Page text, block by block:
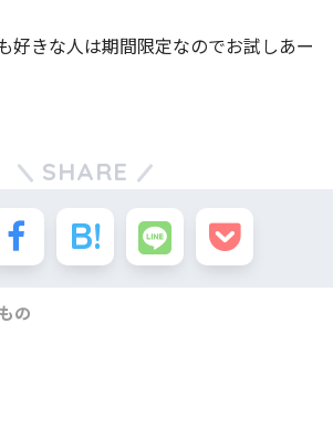
好きな人は期間限定なのでお試しあー
SHARE
の